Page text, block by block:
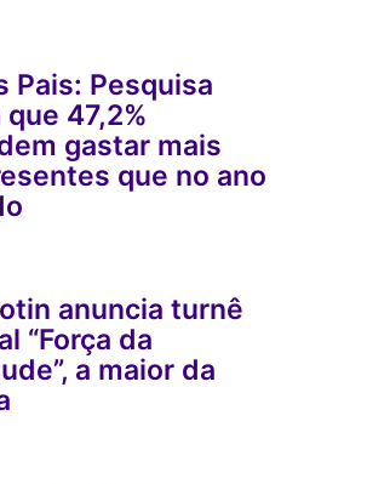
Pais: Pesquisa
47,2%
gastar mais
que no ano
anuncia turnê
“Força da
a maior da